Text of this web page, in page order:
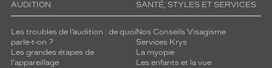
AUDITION
Les troubles de l’audition : de quoi
parle-t-on ?
Les grandes étapes de
l'appareillage
SANTÉ, STYLES ET SERVICES
Nos Conseils Visagisme
Services Krys
La myopie
Les enfants et la vue